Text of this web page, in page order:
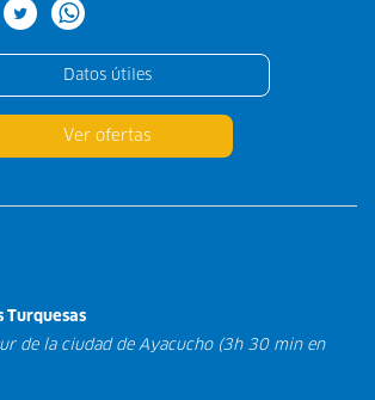
Datos útiles
Ver ofertas
Turquesas
de la ciudad de Ayacucho (3h 30 min en